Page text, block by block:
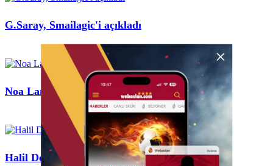
×
G.Saray, Smailagic'i açıkladı
Noa Lang için flaş açıklama!
Halil Dervişoğlu için görüşme!